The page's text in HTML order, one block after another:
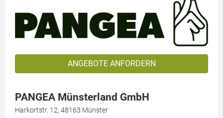
ANGEBOTE ANFORDERN
PANGEA Münsterland GmbH
Harkortstr. 12, 48163 Münster